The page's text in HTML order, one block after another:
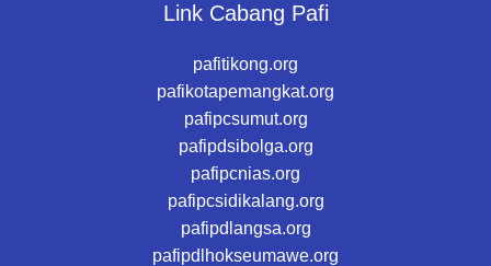
Link Cabang Pafi
pafitikong.org
pafikotapemangkat.org
pafipcsumut.org
pafipdsibolga.org
pafipcnias.org
pafipcsidikalang.org
pafipdlangsa.org
pafipdlhokseumawe.org